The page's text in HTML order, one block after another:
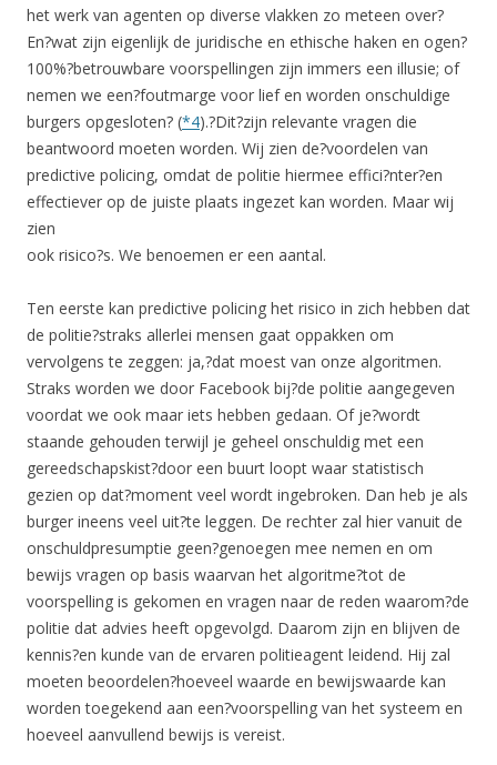
het werk van agenten op diverse vlakken zo meteen over?
En?wat zijn eigenlijk de juridische en ethische haken en ogen?
100%?betrouwbare voorspellingen zijn immers een illusie; of
nemen we een?foutmarge voor lief en worden onschuldige
burgers opgesloten? (*4).?Dit?zijn relevante vragen die
beantwoord moeten worden. Wij zien de?voordelen van
predictive policing, omdat de politie hiermee effici?nter?en
effectiever op de juiste plaats ingezet kan worden. Maar wij
zien
ook risico?s. We benoemen er een aantal.
Ten eerste kan predictive policing het risico in zich hebben dat
de politie?straks allerlei mensen gaat oppakken om
vervolgens te zeggen: ja,?dat moest van onze algoritmen.
Straks worden we door Facebook bij?de politie aangegeven
voordat we ook maar iets hebben gedaan. Of je?wordt
staande gehouden terwijl je geheel onschuldig met een
gereedschapskist?door een buurt loopt waar statistisch
gezien op dat?moment veel wordt ingebroken. Dan heb je als
burger ineens veel uit?te leggen. De rechter zal hier vanuit de
onschuldpresumptie geen?genoegen mee nemen en om
bewijs vragen op basis waarvan het algoritme?tot de
voorspelling is gekomen en vragen naar de reden waarom?de
politie dat advies heeft opgevolgd. Daarom zijn en blijven de
kennis?en kunde van de ervaren politieagent leidend. Hij zal
moeten beoordelen?hoeveel waarde en bewijswaarde kan
worden toegekend aan een?voorspelling van het systeem en
hoeveel aanvullend bewijs is vereist.